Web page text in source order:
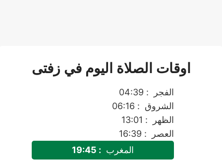
اوقات الصلاة اليوم في زفتى
الفجر
: 04:39
الشروق : 06:16
الظهر
: 13:01
العصر
: 16:39
المغرب : 19:45